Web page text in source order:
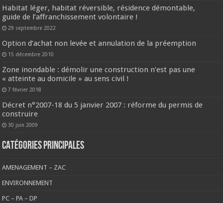
Habitat léger, habitat réversible, résidence démontable,
guide de l’affranchissement volontaire !
29 septembre 2022
Option d’achat non levée et annulation de la préemption
15 décembre 2010
Zone inondable : démolir une construction n’est pas une
« atteinte au domicile » au sens civil !
7 février 2018
Décret n°2007-18 du 5 janvier 2007 : réforme du permis de
construire
30 juin 2009
CATÉGORIES PRINCIPALES
AMENAGEMENT – ZAC
ENVIRONNEMENT
PC – PA – DP